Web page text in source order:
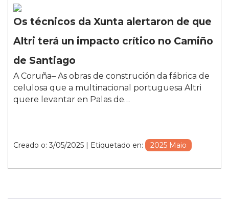
Os técnicos da Xunta alertaron de que
Altri terá un impacto crítico no Camiño
de Santiago
A Coruña– As obras de construción da fábrica de
celulosa que a multinacional portuguesa Altri
quere levantar en Palas de…
Creado o: 3/05/2025 | Etiquetado en: 2025 Maio